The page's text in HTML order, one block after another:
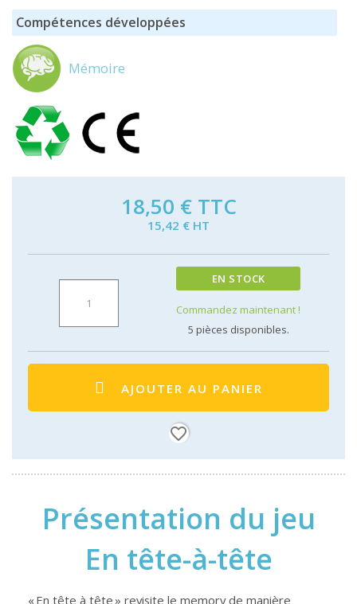
Compétences développées
Mémoire
18,50 € TTC
15,42 € HT
EN STOCK
Commandez maintenant !
5 pièces disponibles.
AJOUTER AU PANIER
favorite_border
Présentation du jeu
En tête-à-tête
« En tête à tête » revisite le memory de manière